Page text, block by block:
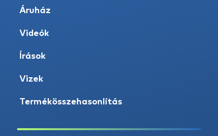
Áruház
Videók
Írások
Vizek
Termékösszehasonlítás